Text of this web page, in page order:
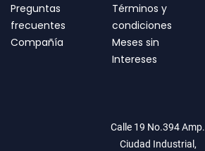
Preguntas
frecuentes
Compañía
Términos y
condiciones
Meses sin
Intereses
Calle 19 No.394 Amp.
Ciudad Industrial,